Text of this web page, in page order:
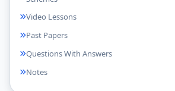
Video Lessons
Past Papers
Questions With Answers
Notes